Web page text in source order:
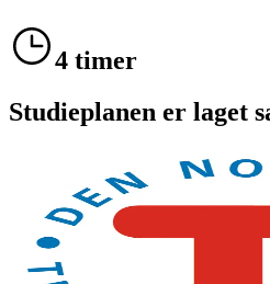
4 timer
Studieplanen er laget